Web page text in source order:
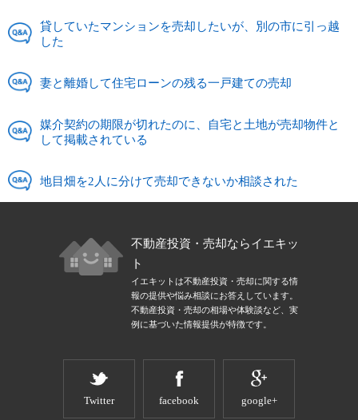
貸していたマンションを売却したいが、別の市に引っ越
した
妻と離婚して住宅ローンの残る一戸建ての売却
媒介契約の期限が切れたのに、自宅と土地が売却物件と
して掲載されている
地目畑を2人に分けて売却できないか相談された
不動産投資・売却ならイエキッ
ト
イエキットは不動産投資・売却に関する情
報の提供や悩み相談にお答えしています。
不動産投資・売却の相場や体験談など、実
例に基づいた情報提供が特徴です。
Twitter facebook google+